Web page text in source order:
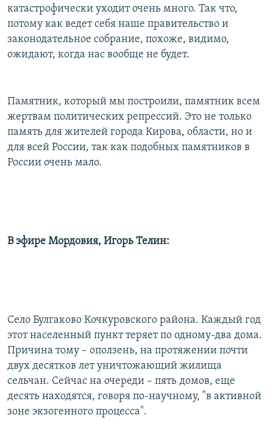
катастрофически уходит очень много. Так что,
потому как ведет себя наше правительство и
законодательное собрание, похоже, видимо,
ожидают, когда нас вообще не будет.
Памятник, который мы построили, памятник всем
жертвам политических репрессий. Это не только
память для жителей города Кирова, области, но и
для всей России, так как подобных памятников в
России очень мало.
В эфире Мордовия, Игорь Телин:
Село Булгаково Кочкуровского района. Каждый год
этот населенный пункт теряет по одному-два дома.
Причина тому – оползень, на протяжении почти
двух десятков лет уничтожающий жилища
сельчан. Сейчас на очереди – пять домов, еще
десять находятся, говоря по-научному, "в активной
зоне экзогенного процесса".